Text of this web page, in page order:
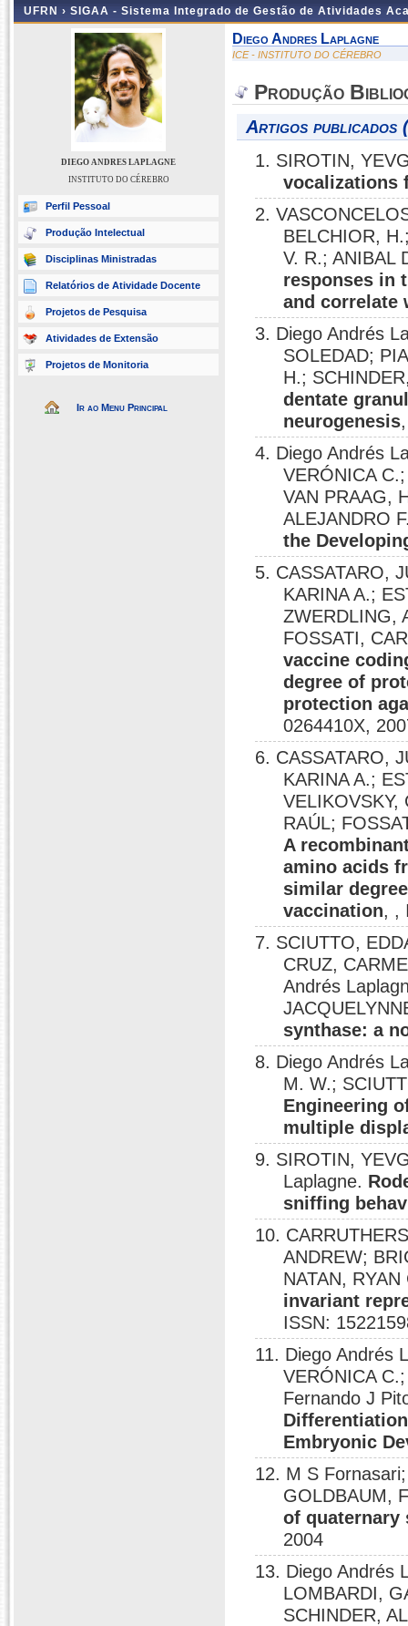
UFRN › SIGAA - Sistema Integrado de Gestão de Atividades
DIEGO ANDRES LAPLAGNE
INSTITUTO DO CÉREBRO
Perfil Pessoal
Produção Intelectual
Disciplinas Ministradas
Relatórios de Atividade Docente
Projetos de Pesquisa
Atividades de Extensão
Projetos de Monitoria
Ir ao Menu Principal
Diego Andres Laplagne
ICE - INSTITUTO DO CÉREBRO
Produção
Artigos publicados
1. SIROTIN,
vocalizations
2.
BELCHIOR,
V. R.; ANIBAL
responses in
and correlate
3. Diego Andrés
SOLEDAD;
H.;
dentate
neurogenesis
4. Diego Andrés
VERÓNICA
VAN PRAAG,
ALEJANDRO
the
5. CASSATARO,
KARINA A.;
ZWERDLING,
FOSSATI,
vaccine
degree of
protection
0264410X,
6. CASSATARO,
KARINA A.;
VELIKOVSKY,
RAÚL;
A
amino acids
similar
vaccination, ,
7. SCIUTTO,
CRUZ,
Andrés
synthase: a
8. Diego Andrés
M. W.;
Engineering
multiple
9. SIROTIN,
Laplagne.
sniffing
10.
ANDREW;
NATAN,
invariant
ISSN:
11. Diego Andrés
VERÓNICA
Fernando J
Embryonic
12. M S
GOLDBAUM,
of quaternary
2004
13. Diego Andrés
LOMBARDI,
SCHINDER,